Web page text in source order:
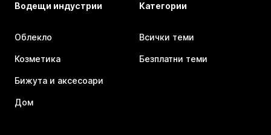
Водещи индустрии
Облекло
Козметика
Бижута и аксесоари
Дом
Категории
Всички теми
Безплатни теми